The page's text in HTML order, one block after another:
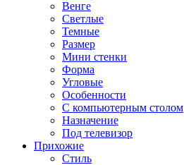
Венге
Светлые
Темные
Размер
Мини стенки
Форма
Угловые
Особенности
С компьютерным столом
Назначение
Под телевизор
Прихожие
Стиль